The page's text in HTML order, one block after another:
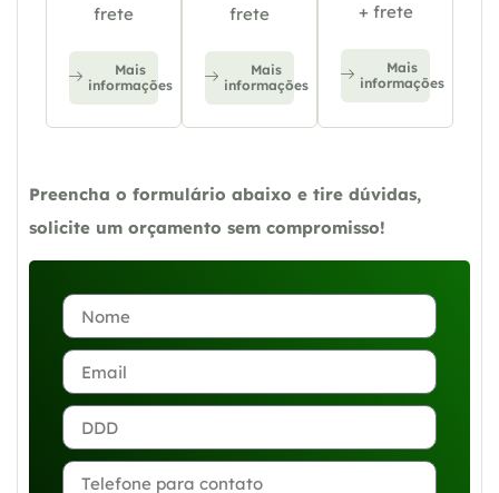
frete
Mais
informações
frete
Mais
informações
+ frete
Mais
informações
Preencha o formulário abaixo e tire dúvidas,
solicite um orçamento sem compromisso!